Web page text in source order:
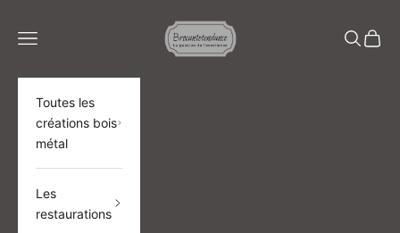
BROCANTETENDANCE
Menu
Panier
Toutes les
créations bois
métal
Les
restaurations